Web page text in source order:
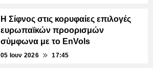
Η Σίφνος στις κορυφαίες επιλογές
ευρωπαϊκών προορισμών
σύμφωνα με το EnVols
05 Ιουν 2026 17:45